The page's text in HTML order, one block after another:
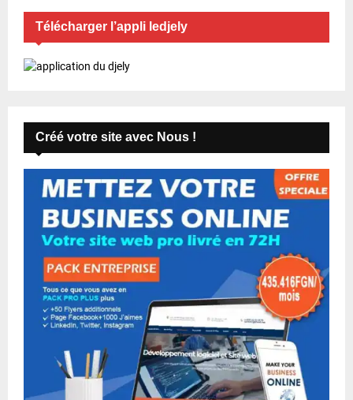
Télécharger l’appli ledjely
Créé votre site avec Nous !